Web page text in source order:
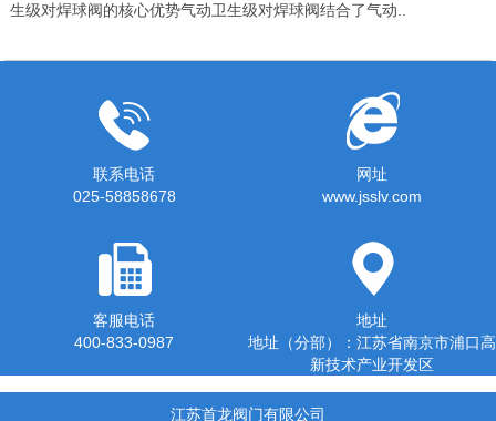
生级对焊球阀的核心优势气动卫生级对焊球阀结合了气动..
联系电话
025-58858678
网址
www.jsslv.com
客服电话
400-833-0987
地址
地址（分部）：江苏省南京市浦口高
新技术产业开发区
江苏首龙阀门有限公司